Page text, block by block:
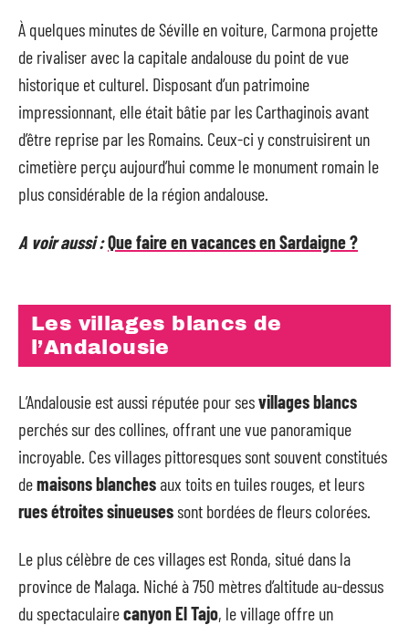
À quelques minutes de Séville en voiture, Carmona projette
de rivaliser avec la capitale andalouse du point de vue
historique et culturel. Disposant d’un patrimoine
impressionnant, elle était bâtie par les Carthaginois avant
d’être reprise par les Romains. Ceux-ci y construisirent un
cimetière perçu aujourd’hui comme le monument romain le
plus considérable de la région andalouse.
A voir aussi :Que faire en vacances en Sardaigne ?
Les villages blancs de
l’Andalousie
L’Andalousie est aussi réputée pour sesvillages blancs
perchés sur des collines, offrant une vue panoramique
incroyable. Ces villages pittoresques sont souvent constitués
demaisons blanchesaux toits en tuiles rouges, et leurs
rues étroites sinueusessont bordées de fleurs colorées.
Le plus célèbre de ces villages est Ronda, situé dans la
province de Malaga. Niché à 750 mètres d’altitude au-dessus
du spectaculairecanyon El Tajo, le village offre un